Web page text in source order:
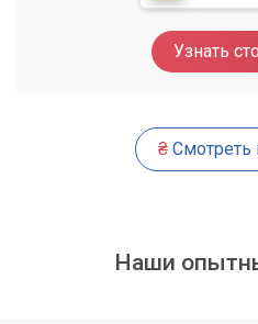
недорогой способ
Наш сервисный центр
Обращайтесь к нам, и мы с
также о нашей программе
Узнать
₴Смотреть
Наши